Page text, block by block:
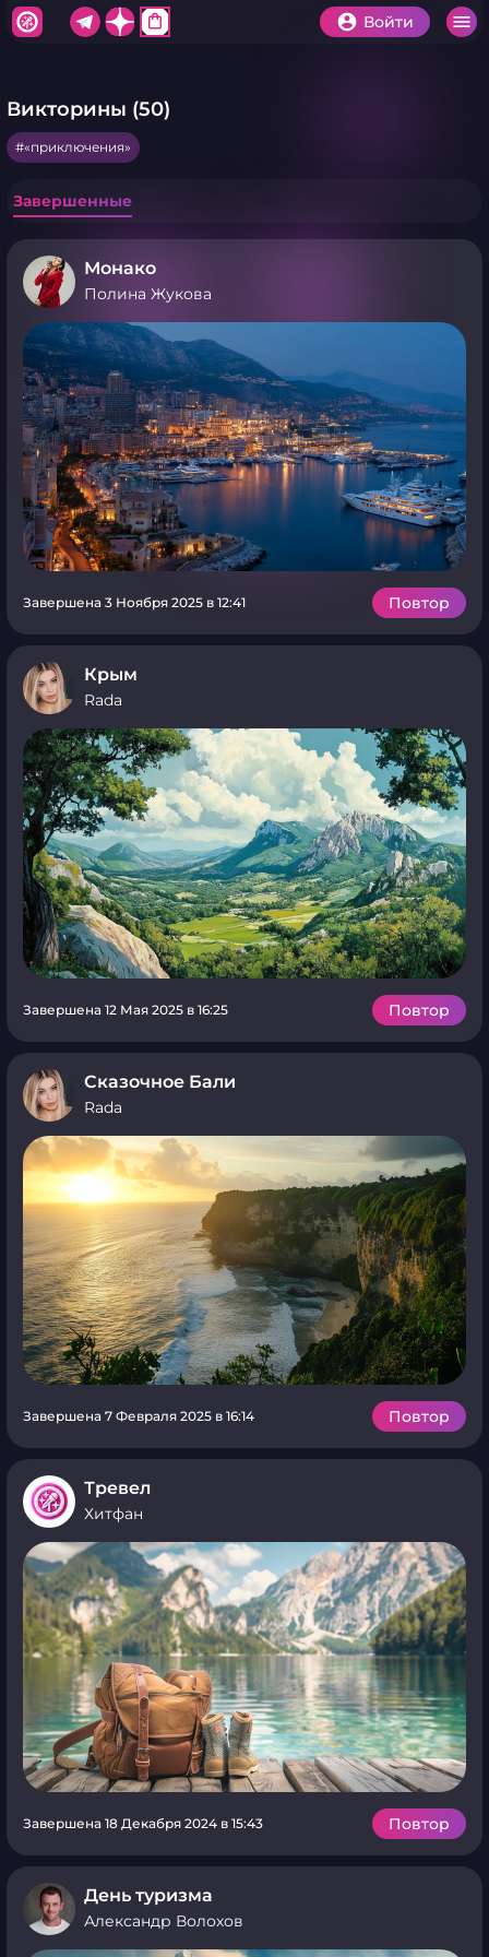
shopping_bag Войти
Викторины (50)
«приключения»
Завершенные
Монако
Полина Жукова
Завершена 3 Ноября 2025 в 12:41 Повтор
Крым
Rada
Завершена 12 Мая 2025 в 16:25 Повтор
Сказочное Бали
Rada
Завершена 7 Февраля 2025 в 16:14 Повтор
Тревел
Хитфан
Завершена 18 Декабря 2024 в 15:43 Повтор
День туризма
Александр Волохов